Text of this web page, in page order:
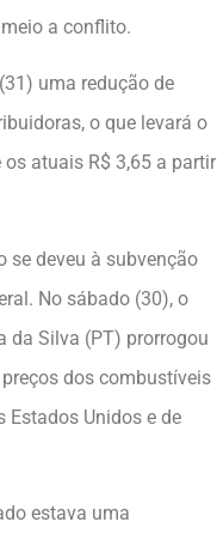
a conflito.
uma redução de
o que levará o
atuais R$ 3,65 a partir
se deveu à subvenção
No sábado (30), o
da Silva (PT) prorrogou
dos combustíveis
Estados Unidos e de
estava uma